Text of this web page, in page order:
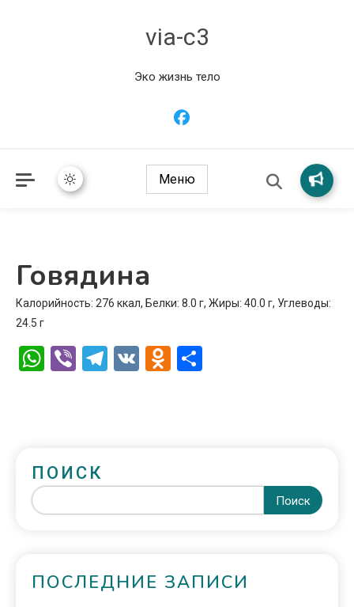
via-c3
Эко жизнь тело
Меню
Говядина
Калорийность: 276 ккал, Белки: 8.0 г, Жиры: 40.0 г, Углеводы:
24.5 г
WhatsApp
ViberTelegram
VK Odnoklassniki
ПОИСК
Поиск
ПОСЛЕДНИЕ ЗАПИСИ